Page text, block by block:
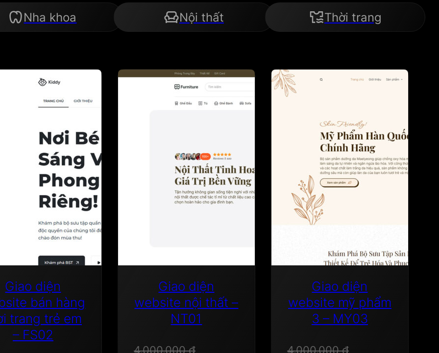
Nha khoa Nội thất Thời trang
Giao diện
bán hàng
trang trẻ em
– FS02
Giao diện
website nội thất –
NT01
4.000.000₫
Giao diện
website mỹ phẩm
3 – MY03
4.000.000₫